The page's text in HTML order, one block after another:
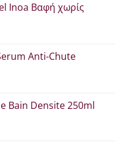
Inoa Βαφή χωρίς
Anti-Chute
Bain Densite 250ml